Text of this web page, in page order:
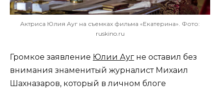
Актриса Юлия Ауг на съемках фильма «Екатерина». Фото:
ruskino.ru
Громкое заявление Юлии Ауг не оставил без
внимания знаменитый журналист Михаил
Шахназаров, который в личном блоге